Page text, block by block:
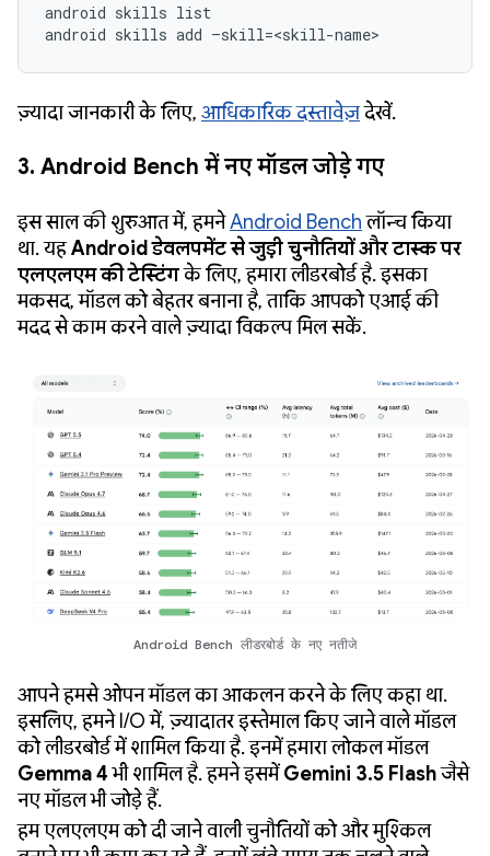
android skills list
android skills add –skill=<skill-name>
ज़्यादा जानकारी के लिए, आधिकारिक दस्तावेज़देखें.
3. Android Bench में नए मॉडल जोड़े गए
इस साल की शुरुआत में, हमनेAndroid Benchलॉन्च किया
था. यहAndroid डेवलपमेंट से जुड़ी चुनौतियों और टास्क पर
एलएलएम की टेस्टिंगके लिए, हमारा लीडरबोर्ड है. इसका
मकसद, मॉडल को बेहतर बनाना है, ताकि आपको एआई की
मदद से काम करने वाले ज़्यादा विकल्प मिल सकें.
Android Bench लीडरबोर्ड के नए नतीजे
आपने हमसे ओपन मॉडल का आकलन करने के लिए कहा था.
इसलिए, हमने I/O में, ज़्यादातर इस्तेमाल किए जाने वाले मॉडल
को लीडरबोर्ड में शामिल किया है. इनमें हमारा लोकल मॉडल
Gemma 4भी शामिल है. हमने इसमेंGemini 3.5 Flashजैसे
नए मॉडल भी जोड़े हैं.
हम एलएलएम को दी जाने वाली चुनौतियों को और मुश्किल